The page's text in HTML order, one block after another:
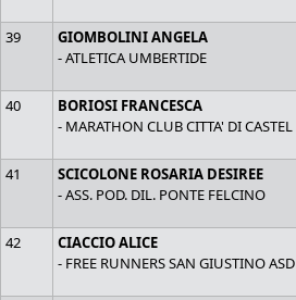
39
GIOMBOLINI ANGELA
- ATLETICA UMBERTIDE
40
BORIOSI FRANCESCA
- MARATHON CLUB CITTA' DI CASTEL
41
SCICOLONE ROSARIA DESIREE
- ASS. POD. DIL. PONTE FELCINO
42
CIACCIO ALICE
- FREE RUNNERS SAN GIUSTINO ASD